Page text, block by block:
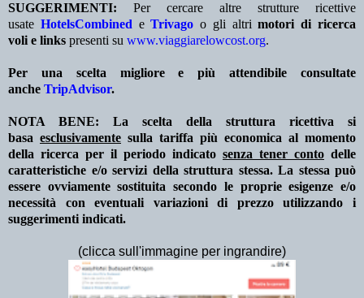
SUGGERIMENTI: Per cercare altre strutture ricettive
usate HotelsCombined eTrivago o gli altrimotori di ricerca
voli e links presenti su www.viaggiarelowcost.org.
Per una scelta migliore e più attendibile consultate
anche TripAdvisor.
NOTA BENE: La scelta della struttura ricettiva si
basa esclusivamente sulla tariffa più economica al momento
della ricerca per il periodo indicato senza tener conto delle
caratteristiche e/o servizi della struttura stessa. La stessa può
essere ovviamente sostituita secondo le proprie esigenze e/o
necessità con eventuali variazioni di prezzo utilizzando i
suggerimenti indicati.
(clicca sull'immagine per ingrandire)